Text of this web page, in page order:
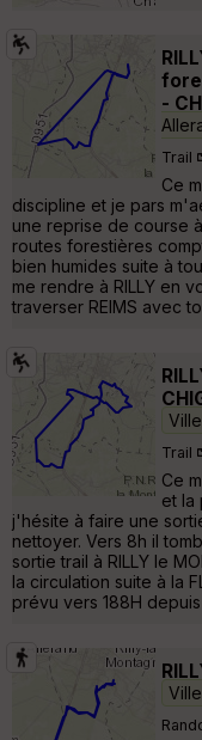
-
Trail
Ce
discipline et je pars
une reprise de course
routes forestières
bien humides suite à
me rendre à RILLY en
traverser REIMS avec
Trail
Ce
et la
j'hésite à faire une
nettoyer. Vers 8h il
sortie trail à RILLY le
la circulation suite à la
prévu vers 188H